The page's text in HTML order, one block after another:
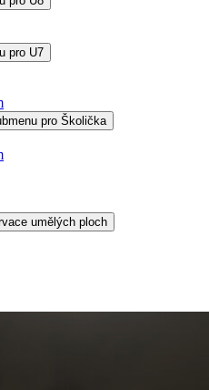
pro U7
pro Školička
umělých ploch